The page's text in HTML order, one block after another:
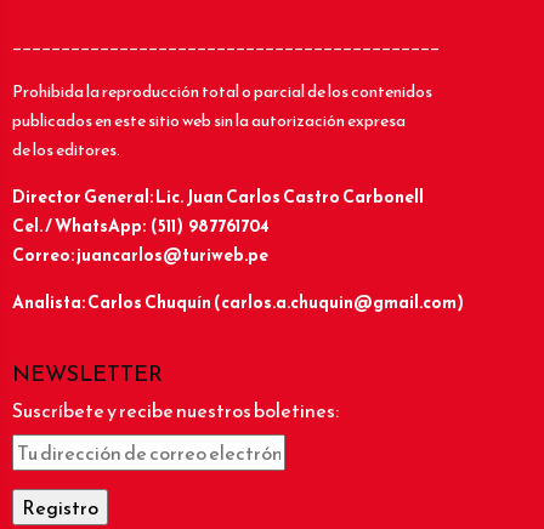
____________________________________________
Prohibida la reproducción total o parcial de los contenidos
publicados en este sitio web sin la autorización expresa
de los editores.
Director General: Lic.Juan Carlos Castro Carbonell
Cel. / WhatsApp: (511) 987761704
Correo: juancarlos@turiweb.pe
Analista: Carlos Chuquín (carlos.a.chuquin@gmail.com)
NEWSLETTER
Suscríbete y recibe nuestros boletines: